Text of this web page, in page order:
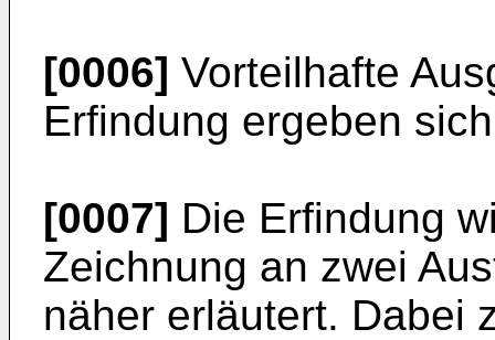
[0006] Vorteilhafte
Erfindung ergeben
[0007] Die Erfindung
Zeichnung an zwei
näher erläutert. Dabei